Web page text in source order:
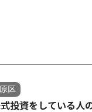
区
式投資をしている人